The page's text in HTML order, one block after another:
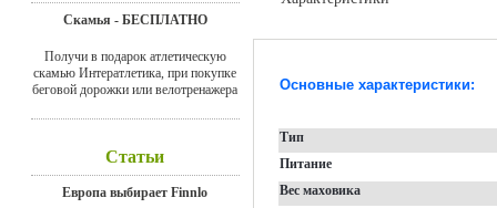
Скамья - БЕСПЛАТНО
Получи в подарок атлетическую
скамью Интератлетика, при покупке
беговой дорожки или велотренажера
Статьи
Европа выбирает Finnlo
Основные характеристики:
Тип
Питание
Вес маховика